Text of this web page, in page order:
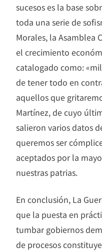
sucesos es la base
toda una serie de
Morales, la Asamblea
el crecimiento
catalogado como:
de tener todo en
aquellos que
Martínez, de cuyo
salieron varios datos
queremos ser
aceptados por la
nuestras patrias.
En conclusión, La
que la puesta en
tumbar gobiernos
de procesos